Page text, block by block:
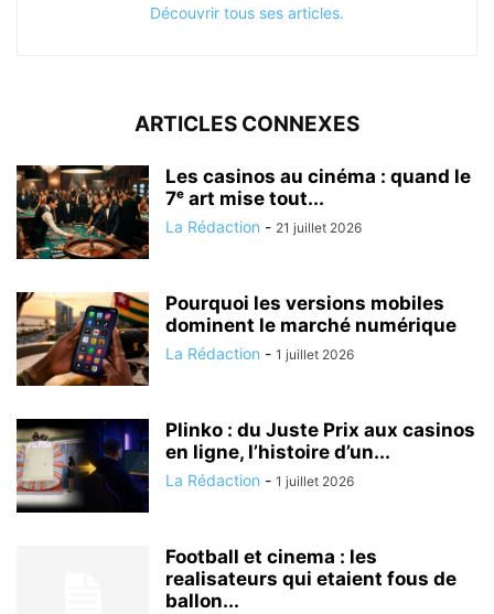
Découvrir tous ses articles.
ARTICLES CONNEXES
Les casinos au cinéma : quand le
7ᵉ art mise tout...
La Rédaction - 21 juillet 2026
Pourquoi les versions mobiles
dominent le marché numérique
La Rédaction - 1 juillet 2026
Plinko : du Juste Prix aux casinos
en ligne, l’histoire d’un...
La Rédaction - 1 juillet 2026
Football et cinema : les
realisateurs qui etaient fous de
ballon...